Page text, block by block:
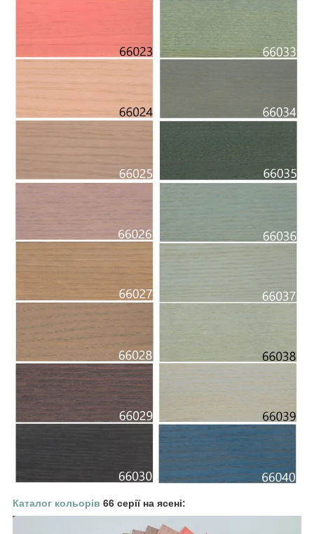
Каталог кольорів 66 серії на ясені: